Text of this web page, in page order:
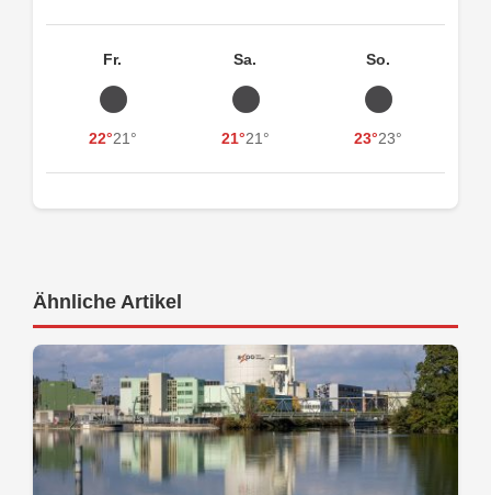
Fr.
22°21°
Sa.
21°21°
So.
23°23°
Ähnliche Artikel